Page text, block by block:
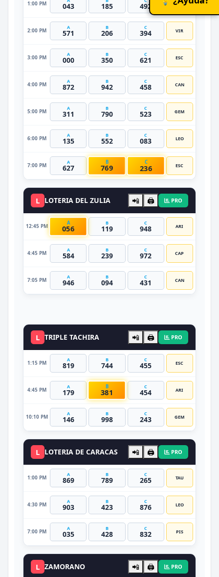
1:00 PM 043 185 492 CAP
2:00 PM A
571
B
206
C
394 VIR
3:00 PM A
000
B
350
C
621 ESC
4:00 PM A
872
B
942
C
458 CAN
5:00 PM A
311
B
790
C
523 GEM
6:00 PM A
135
B
552
C
083 LEO
7:00 PM A
627
B
769
C
236 ESC
L LOTERIA DEL ZULIA 📲 🖨️ PRO
12:45 PM
A
056
B
119
C
948 ARI
4:45 PM A
584
B
239
C
972 CAP
7:05 PM A
946
B
094
C
431 CAN
L TRIPLE TACHIRA 📲 🖨️ PRO
1:15 PM A
819
B
744
C
455 ESC
4:45 PM A
179
B
381
C
454 ARI
10:10 PM A
146
B
998
C
243 GEM
L LOTERIA DE CARACAS 📲 🖨️ PRO
1:00 PM A
869
B
789
C
265 TAU
4:30 PM A
903
B
423
C
876 LEO
7:00 PM A
035
B
428
C
832 PIS
L ZAMORANO 📲 🖨️ PRO